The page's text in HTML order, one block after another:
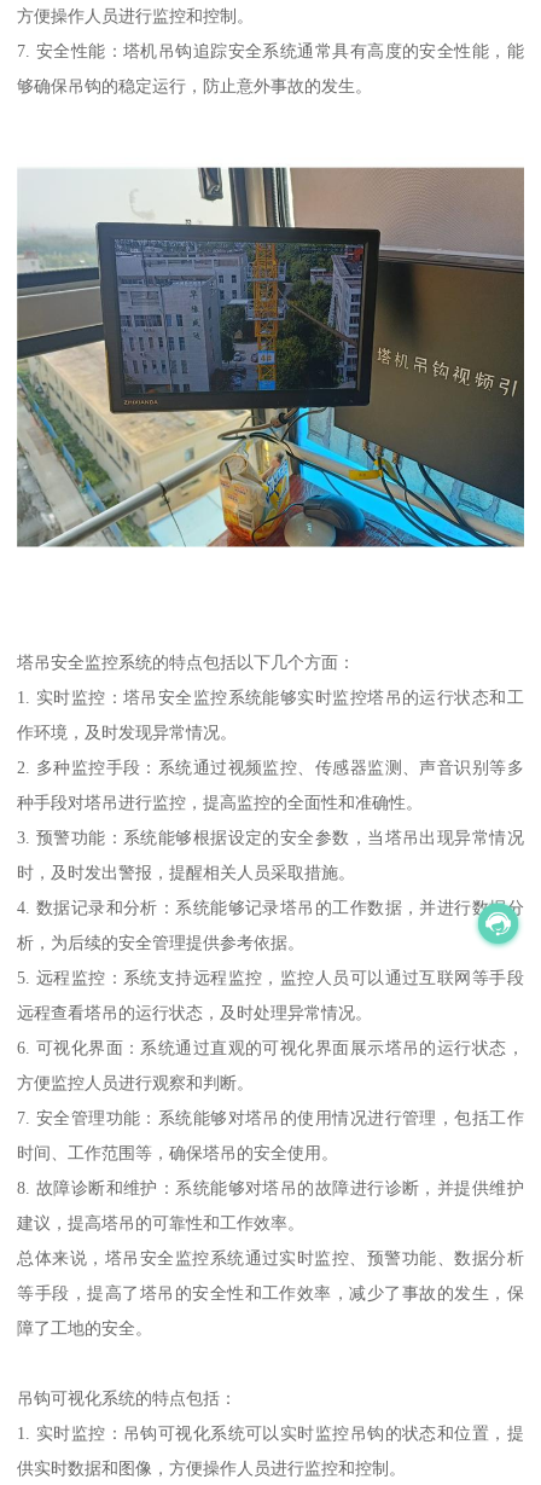
方便操作人员进行监控和控制。
7. 安全性能：塔机吊钩追踪安全系统通常具有高度的安全性能，能
够确保吊钩的稳定运行，防止意外事故的发生。
塔吊安全监控系统的特点包括以下几个方面：
1. 实时监控：塔吊安全监控系统能够实时监控塔吊的运行状态和工
作环境，及时发现异常情况。
2. 多种监控手段：系统通过视频监控、传感器监测、声音识别等多
种手段对塔吊进行监控，提高监控的全面性和准确性。
3. 预警功能：系统能够根据设定的安全参数，当塔吊出现异常情况
时，及时发出警报，提醒相关人员采取措施。
4. 数据记录和分析：系统能够记录塔吊的工作数据，并进行数据分
析，为后续的安全管理提供参考依据。
5. 远程监控：系统支持远程监控，监控人员可以通过互联网等手段
远程查看塔吊的运行状态，及时处理异常情况。
6. 可视化界面：系统通过直观的可视化界面展示塔吊的运行状态，
方便监控人员进行观察和判断。
7. 安全管理功能：系统能够对塔吊的使用情况进行管理，包括工作
时间、工作范围等，确保塔吊的安全使用。
8. 故障诊断和维护：系统能够对塔吊的故障进行诊断，并提供维护
建议，提高塔吊的可靠性和工作效率。
总体来说，塔吊安全监控系统通过实时监控、预警功能、数据分析
等手段，提高了塔吊的安全性和工作效率，减少了事故的发生，保
障了工地的安全。
吊钩可视化系统的特点包括：
1. 实时监控：吊钩可视化系统可以实时监控吊钩的状态和位置，提
供实时数据和图像，方便操作人员进行监控和控制。